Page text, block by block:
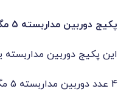
پکیج دوربین مداربسته 5 مگاپیکسل (AHD) – همراه با دستگاه ضبط ۴ کانال
این پکیج دوربین
4 عدد دوربین مداربسته 5 مگاپیکسل AHD: این دوربین‌ها با کیفیت بالا، تصاویر واضح و دقیق ارائه می‌دهند و برای نظارت داخلی و خارجی بسیار مناسب هستند.